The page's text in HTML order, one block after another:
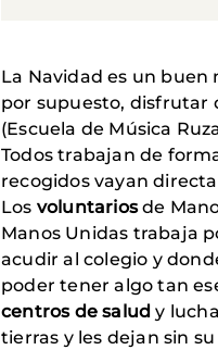
La Navidad es un buen
por supuesto, disfrutar
(Escuela de Música
Todos trabajan de
recogidos vayan
Los voluntariosde
Manos Unidas trabaja
acudir al colegio y
poder tener algo tan
centros de salud y
tierras y les dejan sin